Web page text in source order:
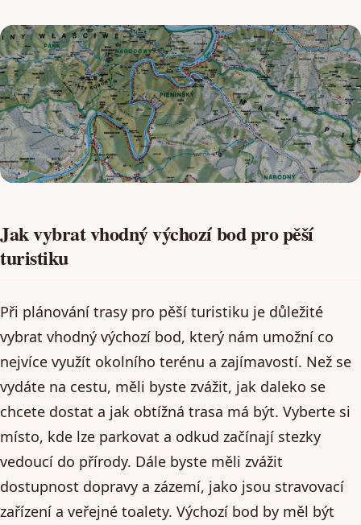
Jak vybrat vhodný výchozí bod pro pěší
turistiku
Při plánování trasy pro pěší turistiku je důležité
vybrat vhodný výchozí bod, který nám umožní co
nejvíce využít okolního terénu a zajímavostí. Než se
vydáte na cestu, měli byste zvážit, jak daleko se
chcete dostat a jak obtížná trasa má být. Vyberte si
místo, kde lze parkovat a odkud začínají stezky
vedoucí do přírody. Dále byste měli zvážit
dostupnost dopravy a zázemí, jako jsou stravovací
zařízení a veřejné toalety. Výchozí bod by měl být